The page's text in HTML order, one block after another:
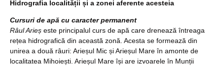
Hidrografia localității și a zonei aferente acesteia
Cursuri de apă cu caracter permanent
Râul Arieș este principalul curs de apă care drenează întreaga
rețea hidrografică din această zonă. Acesta se formează din
unirea a două râuri: Arieșul Mic și Arieșul Mare în amonte de
localitatea Mihoiești. Arieșul Mare își are izvoarele în Munții